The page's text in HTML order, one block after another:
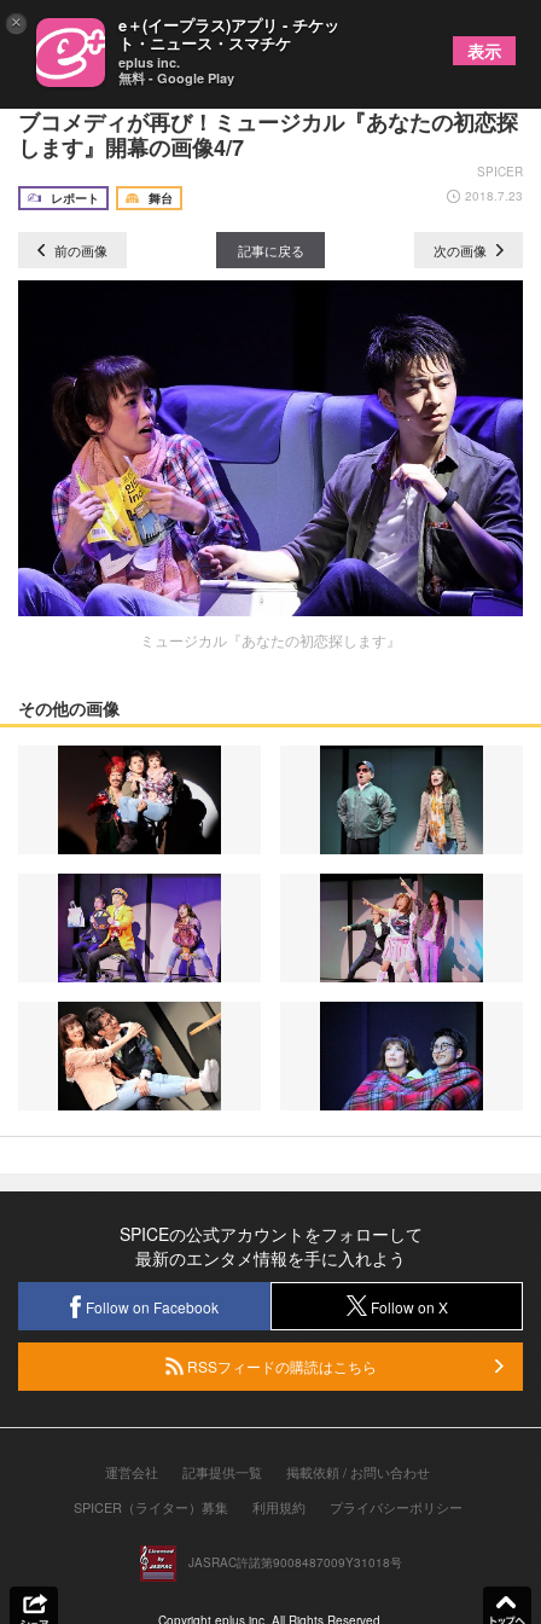
村井良大・彩吹真央・駒田一が魅せる胸キュンのラ
ブコメディが再び！ミュージカル『あなたの初恋探
します』開幕の画像4/7
SPICER
レポート
舞台 2018.7.23
前の画像 記事に戻る 次の画像
ミュージカル『あなたの初恋探します』
その他の画像
SPICEの公式アカウントをフォローして
最新のエンタメ情報を手に入れよう
Follow on Facebook Follow on X
RSSフィードの購読はこちら
運営会社 記事提供一覧
掲載依頼 / お問い合わせ
SPICER（ライター）募集
利用規約 プライバシーポリシー
JASRAC許諾第9008487009Y31018号
× e＋(イープラス)アプリ - チケッ
ト・ニュース・スマチケ
eplus inc.
無料 - Google Play
表示